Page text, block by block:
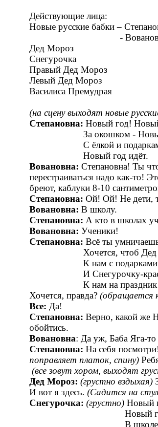
Действующие лица:
Новые русские бабки –
-
Дед Мороз
Снегурочка
Правый Дед Мороз
Левый Дед Мороз
Василиса Премудрая
(на сцену выходят новые
Степановна: Новый год!
За окошком - Новый
С ёлкой и
Новый год идёт.
Вовановна: Степановна! Ты
перестраиваться надо как-то!
бреют, каблуки 8-10
Степановна: Ой! Ой! Не дети,
Вовановна: В школу.
Степановна: А кто в школах
Вовановна: Ученики!
Степановна: Всё ты
Хочется, чтоб Дед
К нам с подарками
И Снегурочку-
К нам на праздник он
Хочется, правда? (обращается
Все: Да!
Степановна: Верно, какой же
обойтись.
Вовановна: Да уж, Баба Яга-то
Степановна: На себя
поправляет платок, спину)
(все зовут хором, выходят
Дед Мороз: (грустно вздыхая)
И вот я здесь. (Садится на
Снегурочка: (грустно) Новый
Новый год – это
В школе 140